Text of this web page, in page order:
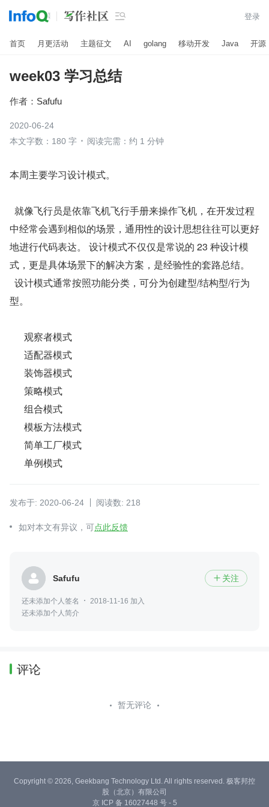
 登录
首页 月更活动 主题征文 AI golang 移动开发 Java 开源
week03 学习总结
作者： Safufu
2020-06-24
本文字数：180 字
阅读完需：约 1 分钟
本周主要学习设计模式。
中经常会遇到相似的场景，通用性的设计思想往往可以更好
地进行代码表达。 设计模式不仅仅是常说的 23 种设计模
式，更是具体场景下的解决方案，是经验性的套路总结。
型。
观察者模式
适配器模式
装饰器模式
策略模式
组合模式
模板方法模式
简单工厂模式
单例模式
发布于: 2020-06-24 阅读数: 218
如对本文有异议，可点此反馈
Safufu  关注
还未添加个人签名
2018-11-16 加入
还未添加个人简介
评论
暂无评论
Copyright © 2026, Geekbang Technology Ltd. All rights reserved. 极客邦控
股（北京）有限公司
京 ICP 备 16027448 号 - 5